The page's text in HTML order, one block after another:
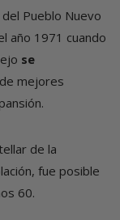
Pueblo Nuevo
año 1971 cuando
se
mejores
de la
fue posible
60.